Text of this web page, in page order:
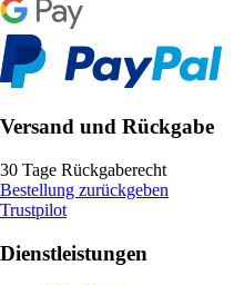
Versand und Rückgabe
30 Tage Rückgaberecht
Bestellung zurückgeben
Trustpilot
Dienstleistungen